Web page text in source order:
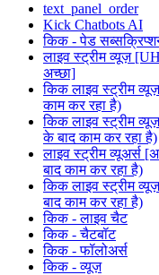
text_panel_order
Kick Chatbots AI
किक - पेड
लाइव स्ट्रीम व्यूज़
अच्छा]
किक लाइव स्ट्रीम
काम कर रहा है)
किक लाइव स्ट्रीम
के बाद काम कर रहा है)
लाइव स्ट्रीम
बाद काम कर रहा है)
किक लाइव स्ट्रीम
बाद काम कर रहा है)
किक - लाइव चैट
किक - चैटबॉट
किक - फॉलोअर्स
किक - व्यूज़